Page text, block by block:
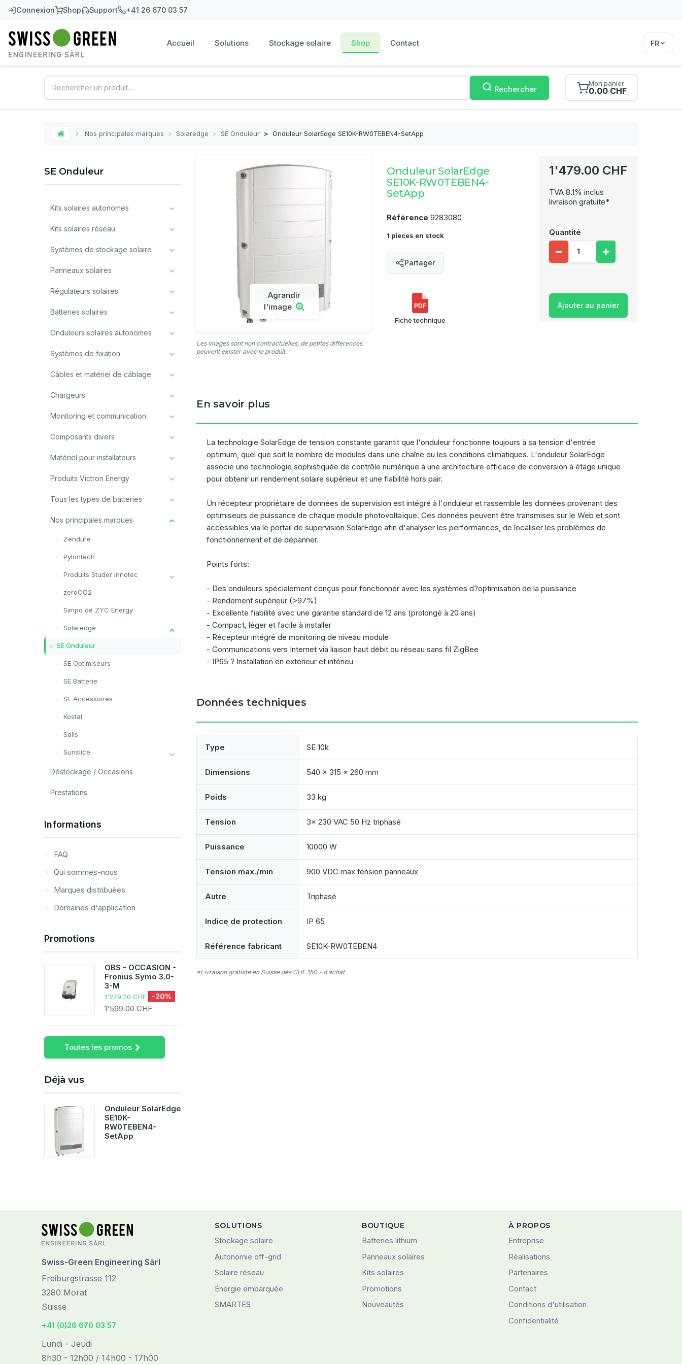
Connexion Shop Support +41 26 670 03 57
Swiss-Green Accueil Solutions Stockage solaire Shop Contact FR
Rechercher
Mon panier
0.00 CHF
Home Nos principales marques > Solaredge > SE Onduleur > Onduleur SolarEdge SE10K-RW0TEBEN4-SetApp
SE Onduleur
Kits solaires autonomes
Kits solaires réseau
Systèmes de stockage solaire
Panneaux solaires
Régulateurs solaires
Batteries solaires
Onduleurs solaires autonomes
Systèmes de fixation
Câbles et matériel de câblage
Chargeurs
Monitoring et communication
Composants divers
Matériel pour installateurs
Produits Victron Energy
Tous les types de batteries
Nos principales marques
Zendure
Pylontech
Produits Studer Innotec
zeroCO2
Simpo de ZYC Energy
Solaredge
SE Onduleur
SE Optimiseurs
SE Batterie
SE Accessoires
Kostal
Solis
Sunslice
Déstockage / Occasions
Prestations
Informations
FAQ
Qui sommes-nous
Marques distribuées
Domaines d'application
Promotions
OBS - OCCASION -
Fronius Symo 3.0-
3-M
1'279.20 CHF -20%
1'599.00 CHF
Toutes les promos
Déjà vus
Onduleur SolarEdge
SE10K-
RW0TEBEN4-
SetApp
Agrandir
l'image
Les images sont non contractuelles, de petites différences
peuvent exister avec le produit.
Onduleur SolarEdge
SE10K-RW0TEBEN4-
SetApp
Référence 9283080
1 pieces en stock
Partager
PDF
Fiche technique
1'479.00 CHF
TVA 8.1% inclus
livraison gratuite*
Quantité
Ajouter au panier
En savoir plus
La technologie SolarEdge de tension constante garantit que l'onduleur fonctionne toujours à sa tension d'entrée
optimum, quel que soit le nombre de modules dans une chaîne ou les conditions climatiques. L'onduleur SolarEdge
associe une technologie sophistiquée de contrôle numérique à une architecture efficace de conversion à étage unique
pour obtenir un rendement solaire supérieur et une fiabilité hors pair.
Un récepteur propriétaire de données de supervision est intégré à l'onduleur et rassemble les données provenant des
optimiseurs de puissance de chaque module photovoltaïque. Ces données peuvent être transmises sur le Web et sont
accessibles via le portail de supervision SolarEdge afin d'analyser les performances, de localiser les problèmes de
fonctionnement et de dépanner.
Points forts:
- Des onduleurs spécialement conçus pour fonctionner avec les systèmes d?optimisation de la puissance
- Rendement supérieur (>97%)
- Excellente fiabilité avec une garantie standard de 12 ans (prolongé à 20 ans)
- Compact, léger et facile à installer
- Récepteur intégré de monitoring de niveau module
- Communications vers Internet via liaison haut débit ou réseau sans fil ZigBee
- IP65 ? Installation en extérieur et intérieu
Données techniques
Type SE 10k
Dimensions 540 x 315 x 260 mm
Poids 33 kg
Tension 3x 230 VAC 50 Hz triphasé
Puissance 10000 W
Tension max./min 900 VDC max tension panneaux
Autre Triphasé
Indice de protection IP 65
Référence fabricant SE10K-RW0TEBEN4
*Livraison gratuite en Suisse dès CHF 150.- d achat
Swiss-Green Engineering Sàrl
Freiburgstrasse 112
3280 Morat
Suisse
+41 (0)26 670 03 57
Lundi - Jeudi
8h30 - 12h00 / 14h00 - 17h00
SOLUTIONS
Stockage solaire
Autonomie off-grid
Solaire réseau
Énergie embarquée
SMARTES
BOUTIQUE
Batteries lithium
Panneaux solaires
Kits solaires
Promotions
Nouveautés
À PROPOS
Entreprise
Réalisations
Partenaires
Contact
Conditions d'utilisation
Confidentialité